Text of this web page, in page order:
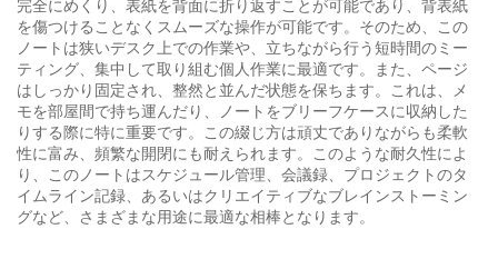
完全にめくり、表紙を背面に折り返すことが可能であり、背表紙
を傷つけることなくスムーズな操作が可能です。そのため、この
ノートは狭いデスク上での作業や、立ちながら行う短時間のミー
ティング、集中して取り組む個人作業に最適です。また、ページ
はしっかり固定され、整然と並んだ状態を保ちます。これは、メ
モを部屋間で持ち運んだり、ノートをブリーフケースに収納した
りする際に特に重要です。この綴じ方は頑丈でありながらも柔軟
性に富み、頻繁な開閉にも耐えられます。このような耐久性によ
り、このノートはスケジュール管理、会議録、プロジェクトのタ
イムライン記録、あるいはクリエイティブなブレインストーミン
グなど、さまざまな用途に最適な相棒となります。